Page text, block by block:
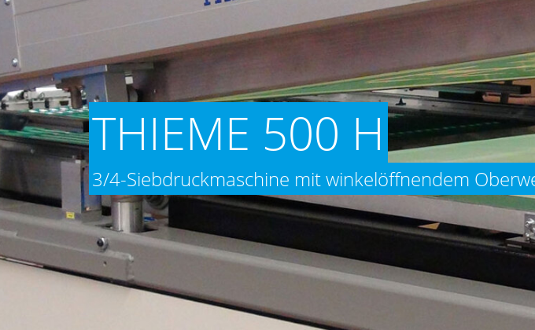
THIEME 500 H
3/4-Siebdruckmaschine mit winkelöffnendem